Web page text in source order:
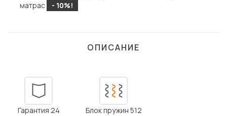
матрас
- 10%!
ОПИСАНИЕ
Гарантия 24
Блок пружин 512